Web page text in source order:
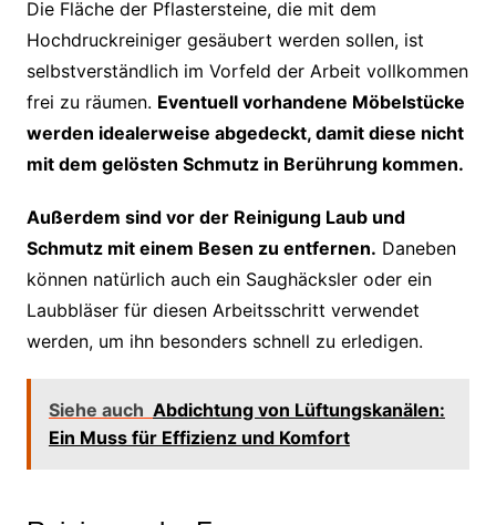
Die Fläche der Pflastersteine, die mit dem
Hochdruckreiniger gesäubert werden sollen, ist
selbstverständlich im Vorfeld der Arbeit vollkommen
frei zu räumen. Eventuell vorhandene Möbelstücke
werden idealerweise abgedeckt, damit diese nicht
mit dem gelösten Schmutz in Berührung kommen.
Außerdem sind vor der Reinigung Laub und
Schmutz mit einem Besen zu entfernen. Daneben
können natürlich auch ein Saughäcksler oder ein
Laubbläser für diesen Arbeitsschritt verwendet
werden, um ihn besonders schnell zu erledigen.
Siehe auch Abdichtung von Lüftungskanälen:
Ein Muss für Effizienz und Komfort